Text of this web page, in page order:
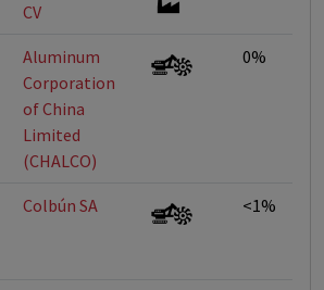
CV
Aluminum
Corporation
of China
Limited
(CHALCO)
0%
Colbún SA <1%